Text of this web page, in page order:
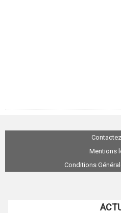
Mentions
Conditions